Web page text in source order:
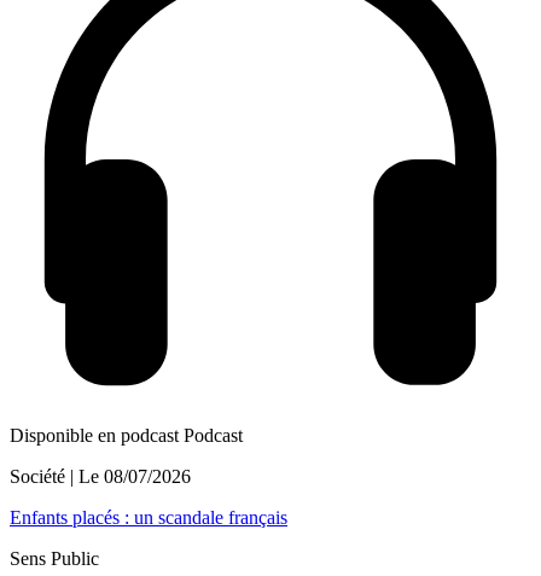
Disponible en podcast Podcast
Société | Le 08/07/2026
Enfants placés : un scandale français
Sens Public